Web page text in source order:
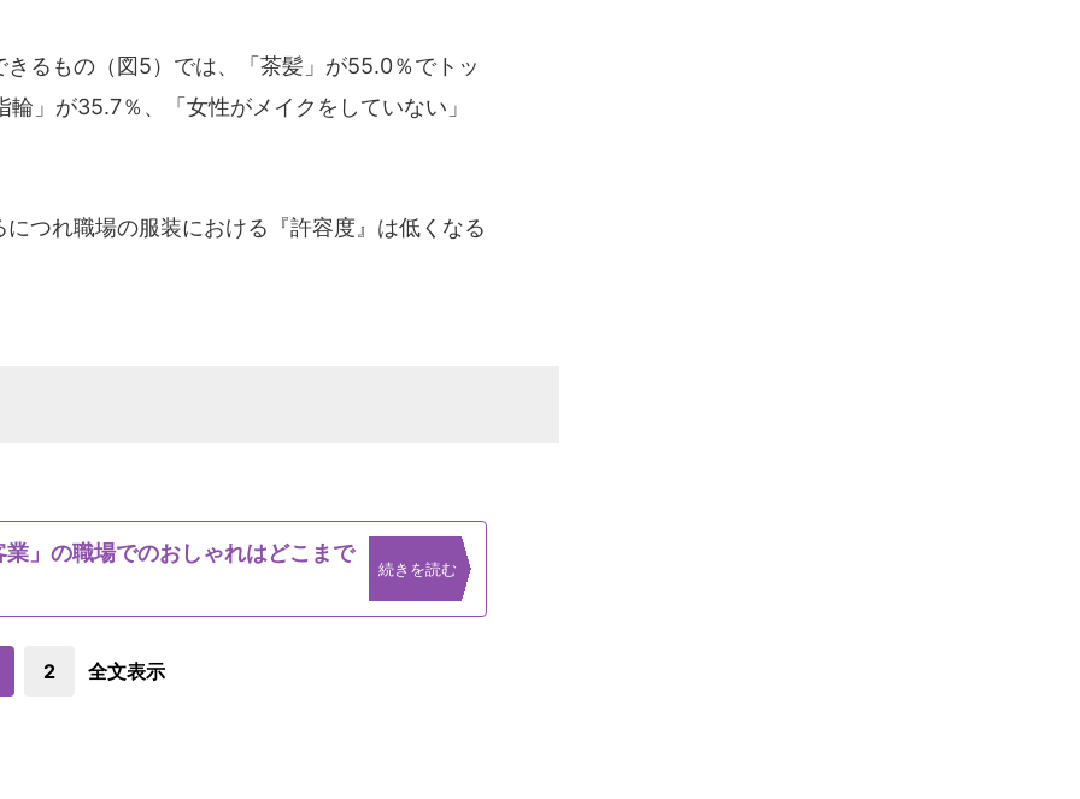
るもの（図5）では、「茶髪」が55.0％でトッ
」が35.7％、「女性がメイクをしていない」
つれ職場の服装における『許容度』は低くなる
」の職場でのおしゃれはどこまで
続きを読む
2 全文表示